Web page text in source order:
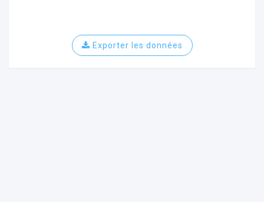
Exporter les données